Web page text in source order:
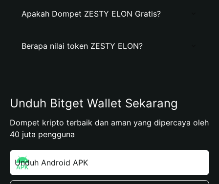
Apakah Dompet ZESTY ELON Gratis?
Berapa nilai token ZESTY ELON?
Unduh Bitget Wallet Sekarang
Dompet kripto terbaik dan aman yang dipercaya oleh
40 juta pengguna
Unduh Android APK